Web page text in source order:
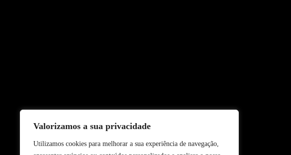
Valorizamos a sua privacidade
Utilizamos cookies para melhorar a sua experiência de navegação,